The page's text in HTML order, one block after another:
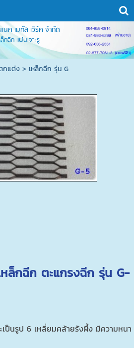
นเนค เมทัล เวิร์ค จำกัด
กฉีก แผ่นเจาะรู
กแต่ง> เหล็กฉีก รุ่น G
ล็กฉีก ตะแกรงฉีก รุ่น G-
ป็นรูป 6 เหลี่ยมคล้ายรังผึ้ง มีความหนา